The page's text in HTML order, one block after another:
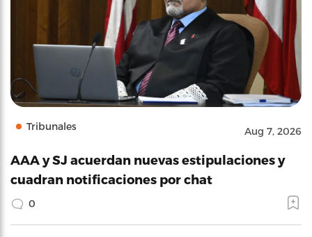
Tribunales Aug 7, 2026
AAA y SJ acuerdan nuevas estipulaciones y
cuadran notificaciones por chat
0